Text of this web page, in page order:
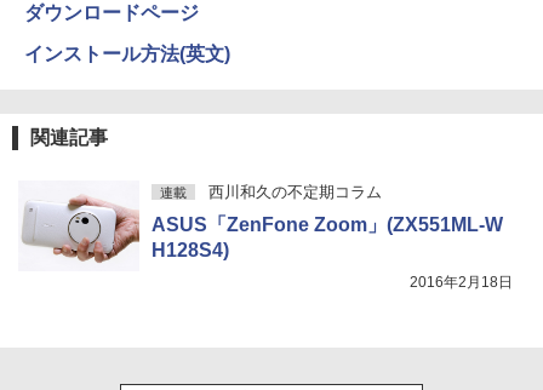
4
習参考書 問題集 プリント ドリル 手先 て
さき 遊び「はじめての七田式プリント」
魔女と傭兵（9） 【電子書籍】[ 宮木真人
]
￥792
【2026年アップグレード版】AOKIMI ワイヤ
レスイヤホン bluetooth イヤホン V12 小型
Xiaomi シャオミ REDMI Buds 8 Lite ワイヤ
On My Road (Stadium ver.)
BUGS LIFE
￥250
by Amazon 炭酸水 ラベルレス 500ml ×24本
コカ・コーラ やかんの麦茶 from 爽健美茶 ラ
ベルレス 650mlPET×24本
HUNTER×HUNTER モノクロ版 39 (ジャンプ
コミックスDIGITAL)
スーパーの裏でヤニ吸うふたり 9巻 (デジタル
版ビッグガンガンコミックス)
￥810
ダウンロードページ
インストール方法(英文)
関連記事
連載 西川和久の不定期コラム
ASUS「ZenFone Zoom」(ZX551ML-W
H128S4)
2016年2月18日